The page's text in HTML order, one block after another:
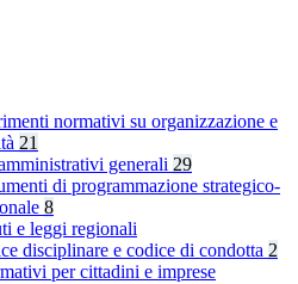
normativi su organizzazione e
21
generali 29
di programmazione strategico-
8
e leggi regionali
disciplinare e codice di condotta 2
per cittadini e imprese